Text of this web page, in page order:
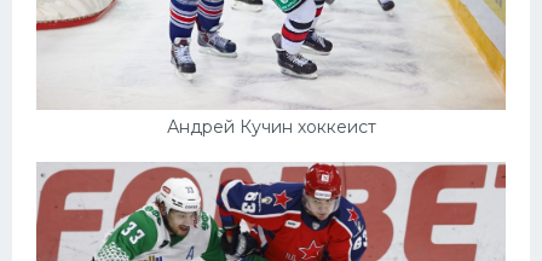
Андрей Кучин хоккеист